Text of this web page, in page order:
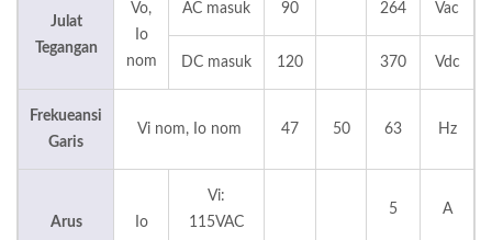
Julat
Tegangan
Vo,
Io
nom
AC masuk 90 264 Vac
DC masuk 120 370 Vdc
Frekueansi
Garis
Vi nom, Io nom 47 50 63 Hz
Arus
Io
Vi:
115VAC
5 A